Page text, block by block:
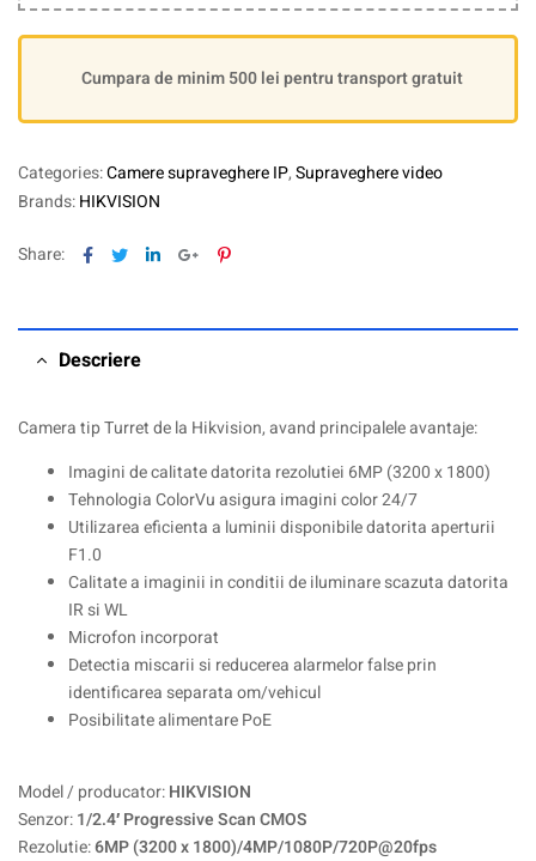
Cumpara de minim 500 lei pentru transport gratuit
Categories:Camere supraveghere IP,Supraveghere video
Brands:HIKVISION
Share: Facebook
TwitterLinkedinGoogle+Pinterest
Descriere
Camera tip Turret de la Hikvision, avand principalele avantaje:
Imagini de calitate datorita rezolutiei 6MP (3200 x 1800)
Tehnologia ColorVu asigura imagini color 24/7
Utilizarea eficienta a luminii disponibile datorita aperturii
F1.0
Calitate a imaginii in conditii de iluminare scazuta datorita
IR si WL
Microfon incorporat
Detectia miscarii si reducerea alarmelor false prin
identificarea separata om/vehicul
Posibilitate alimentare PoE
Model / producator:HIKVISION
Senzor:1/2.4′ Progressive Scan CMOS
Rezolutie:6MP (3200 x 1800)/4MP/1080P/720P@20fps